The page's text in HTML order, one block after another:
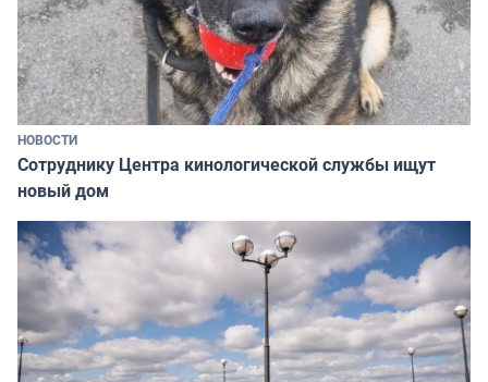
НОВОСТИ
Сотруднику Центра кинологической службы ищут
новый дом